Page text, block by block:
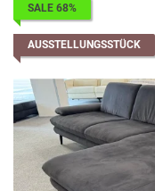
SALE 68%
AUSSTELLUNGSSTÜCK